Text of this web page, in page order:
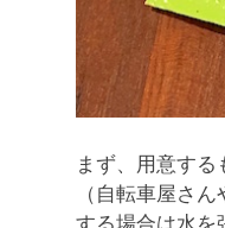
まず、用意す
（自転車屋さ
する場合は水を